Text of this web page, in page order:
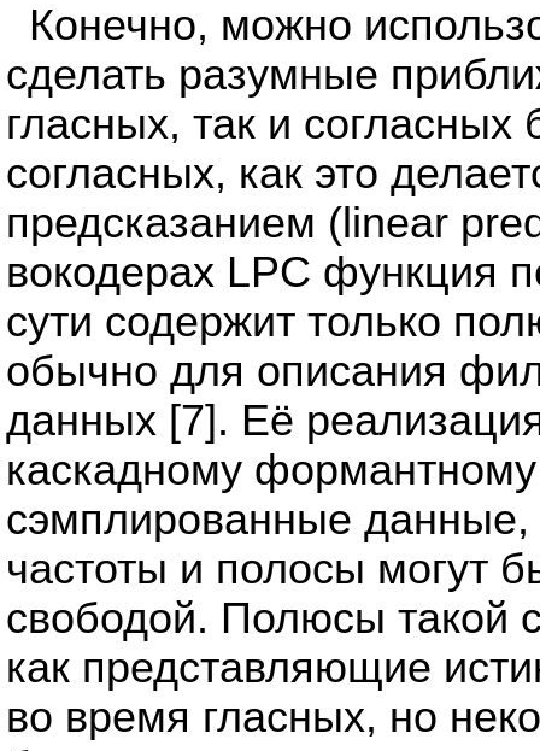
Конечно, можно
сделать разумные
гласных, так и
согласных, как это
предсказанием (linear
вокодерах LPC функция
сути содержит только
обычно для описания
данных [7]. Её
каскадному
сэмплированные
частоты и полосы могут
свободой. Полюсы такой
как представляющие
во время гласных, но